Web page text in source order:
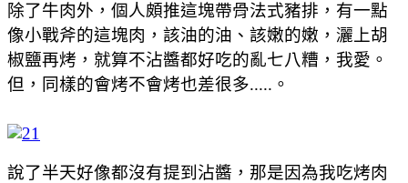
除了牛肉外，個人頗推這塊帶骨法式豬排，有一點
像小戰斧的這塊肉，該油的油、該嫩的嫩，灑上胡
椒鹽再烤，就算不沾醬都好吃的亂七八糟，我愛。
但，同樣的會烤不會烤也差很多.....。
說了半天好像都沒有提到沾醬，那是因為我吃烤肉